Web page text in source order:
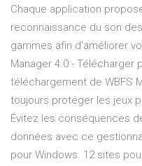
Chaque application
reconnaissance du son
gammes afin d'améliorer
Manager 4.0 - Télécharger
téléchargement de WBFS
toujours protéger les jeux
Évitez les conséquences
données avec ce
pour Windows. 12 sites